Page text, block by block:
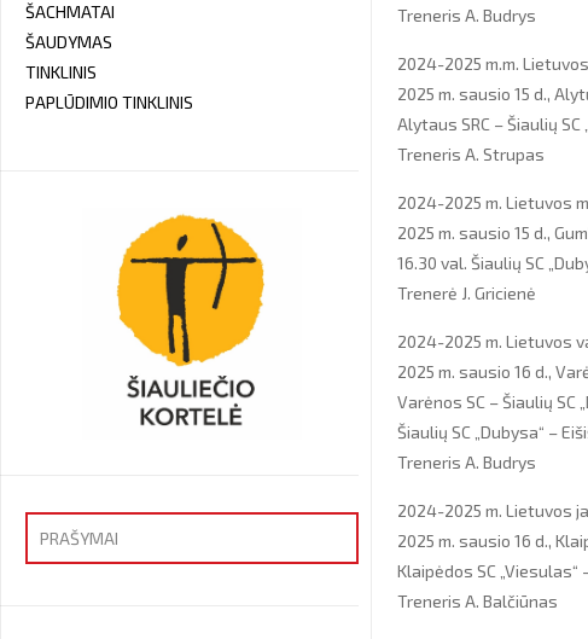
Treneris A. Budrys
2024-2025 m.m.
2025 m. sausio 15 d.,
Alytaus SRC – Šiaulių SC
Treneris A. Strupas
2024-2025 m. Lietuvos
2025 m. sausio 15 d.,
16.30 val. Šiaulių SC
Trenerė J. Gricienė
2024-2025 m. Lietuvos
2025 m. sausio 16 d.,
Varėnos SC – Šiaulių SC
Šiaulių SC „Dubysa“ –
Treneris A. Budrys
2024-2025 m. Lietuvos
2025 m. sausio 16 d.,
Klaipėdos SC „Viesulas“
Treneris A. Balčiūnas
ŠACHMATAI
ŠAUDYMAS
TINKLINIS
PAPLŪDIMIO TINKLINIS
PRAŠYMAI